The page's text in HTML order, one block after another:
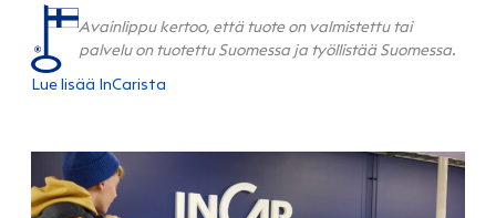
Avainlippu kertoo, että tuote on valmistettu tai
palvelu on tuotettu Suomessa ja työllistää Suomessa.
Lue lisää InCarista